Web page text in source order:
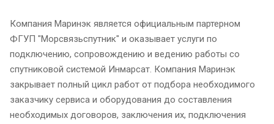
Компания Маринэк является официальным партерном
ФГУП "Морсвязьспутник" и оказывает услуги по
подключению, сопровождению и ведению работы со
спутниковой системой Инмарсат. Компания Маринэк
закрывает полный цикл работ от подбора необходимого
заказчику сервиса и оборудования до составления
необходимых договоров, заключения их, подключения